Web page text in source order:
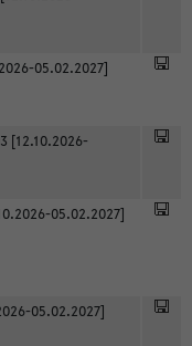
05.02.2027]
[12.10.2026-
05.02.2027]
05.02.2027]